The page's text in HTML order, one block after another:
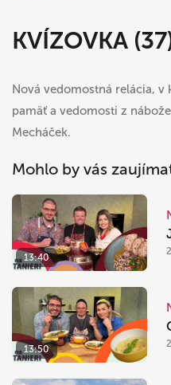
KVÍZOVKA
Nová vedomostná relácia,
pamäť a vedomosti z
Mecháček.
Mohlo by vás
13:40
13:50